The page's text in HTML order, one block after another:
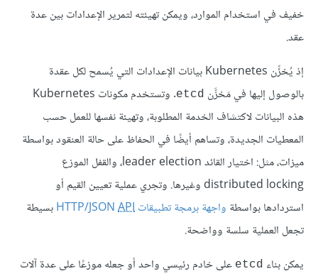
خفيف في استخدام الموارد، ويمكن تهيئته لتمرير الإعدادات بين عدة
عقد.
إذ يُخزِّن Kubernetes بيانات الإعدادات التي يُسمح لكل عقدة
بالوصول إليها في مَخزَّن etcd
. وتستخدم مكونات Kubernetes
هذه البيانات لاكتشاف الخدمة المطلوبة، وتهيئة نفسها للعمل حسب
المعطيات الجديدة، وتساهم أيضًا في الحفاظ على حالة العنقود بواسطة
ميزات، مثل: اختيار القائد leader election، والقفل الموزع
distributed locking وغيرها. وتجري عملية تعيين القيم أو
استردادها بواسطة واجهة برمجة تطبيقات HTTP/JSONAPI
بسيطة
تجعل العملية سلسة وواضحة.
يمكن بناء etcd على خادم رئيسي واحد أو جعله موزعًا على عدة آلات